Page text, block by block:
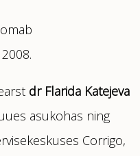
dr Flarida Katejeva
asukohas ning
Corrigo,